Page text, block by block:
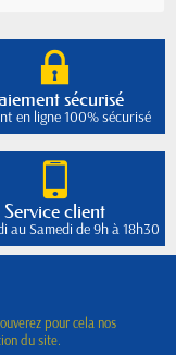
sécurisé
en ligne 100% sécurisé
Service client
au Samedi de 9h à 18h30
pour cela nos
du site.